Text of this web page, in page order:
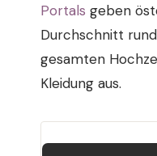
Portals geben
Durchschnitt
gesamten
Kleidung aus.